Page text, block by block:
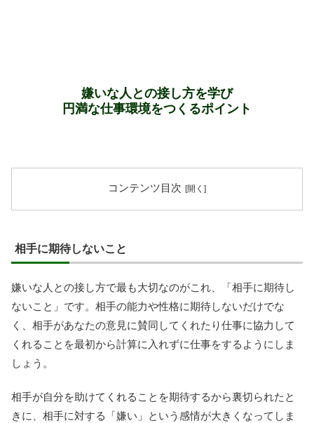
嫌いな人との接し方を学び
円満な仕事環境をつくるポイント
コンテンツ目次
相手に期待しないこと
嫌いな人との接し方で最も大切なのがこれ、「相手に期待し
ないこと」です。相手の能力や性格に期待しないだけでな
く、相手があなたの意見に賛同してくれたり仕事に協力して
くれることを最初から計算に入れずに仕事をするようにしま
しょう。
相手が自分を助けてくれることを期待するから裏切られたと
きに、相手に対する「嫌い」という感情が大きくなってしま